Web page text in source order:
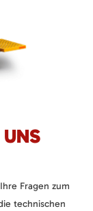
Fragen zum
technischen